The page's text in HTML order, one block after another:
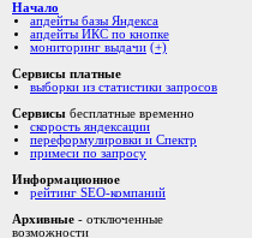
Начало
апдейты базы Яндекса
апдейты ИКС по кнопке
мониторинг выдачи (+)
Сервисы платные
выборки из статистики запросов
Сервисы бесплатные временно
скорость яндексации
переформулировки и Спектр
примеси по запросу
Информационное
рейтинг SEO-компаний
Архивные - отключенные
возможности